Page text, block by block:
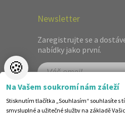
Newsletter
Zaregistrujte se a
nabídky jako první.
🍪
Na Vašem soukromí nám záleží
Stisknutím tlačítka „Souhlasím“ souhlasíte s
smysluplné a užitečné služby na základě